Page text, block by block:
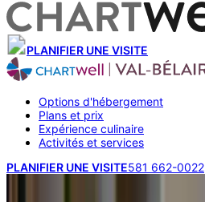
PLANIFIER UNE VISITE
Options d'hébergement
Plans et prix
Expérience culinaire
Activités et services
PLANIFIER UNE VISITE581 662-0022